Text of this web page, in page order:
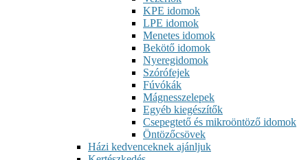
KPE idomok
LPE idomok
Menetes idomok
Bekötő idomok
Nyeregidomok
Szórófejek
Fúvókák
Mágnesszelepek
Egyéb kiegészítők
Csepegtető és mikroöntöző idomok
Öntözőcsövek
Házi kedvenceknek ajánljuk